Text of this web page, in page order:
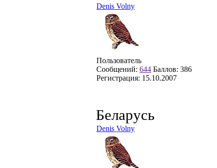
Denis Volny
Пользователь
Сообщений: 644 Баллов: 386
Регистрация: 15.10.2007
Беларусь
Denis Volny